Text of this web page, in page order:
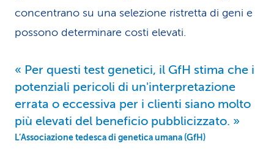
concentrano su una selezione ristretta di geni e
possono determinare costi elevati.
Per questi test genetici, il GfH stima che i
potenziali pericoli di un'interpretazione
errata o eccessiva per i clienti siano molto
più elevati del beneficio pubblicizzato.
L’Associazione tedesca di genetica umana (GfH)